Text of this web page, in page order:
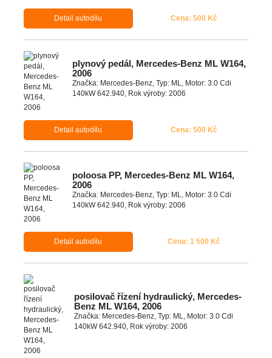
Detail autodílu Cena: 500 Kč
plynový pedál, Mercedes-Benz ML W164,
2006
Značka: Mercedes-Benz, Typ: ML, Motor: 3.0 Cdi
140kW 642.940, Rok výroby: 2006
Detail autodílu Cena: 500 Kč
poloosa PP, Mercedes-Benz ML W164,
2006
Značka: Mercedes-Benz, Typ: ML, Motor: 3.0 Cdi
140kW 642.940, Rok výroby: 2006
Detail autodílu Cena: 1 500 Kč
posilovač řízení hydraulický, Mercedes-
Benz ML W164, 2006
Značka: Mercedes-Benz, Typ: ML, Motor: 3.0 Cdi
140kW 642.940, Rok výroby: 2006